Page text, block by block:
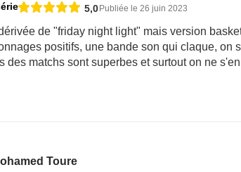
5,0Publiée le 26 juin 2023
de "friday night light" mais version
positifs, une bande son qui claque, on
des matchs sont superbes et surtout on ne
Toure